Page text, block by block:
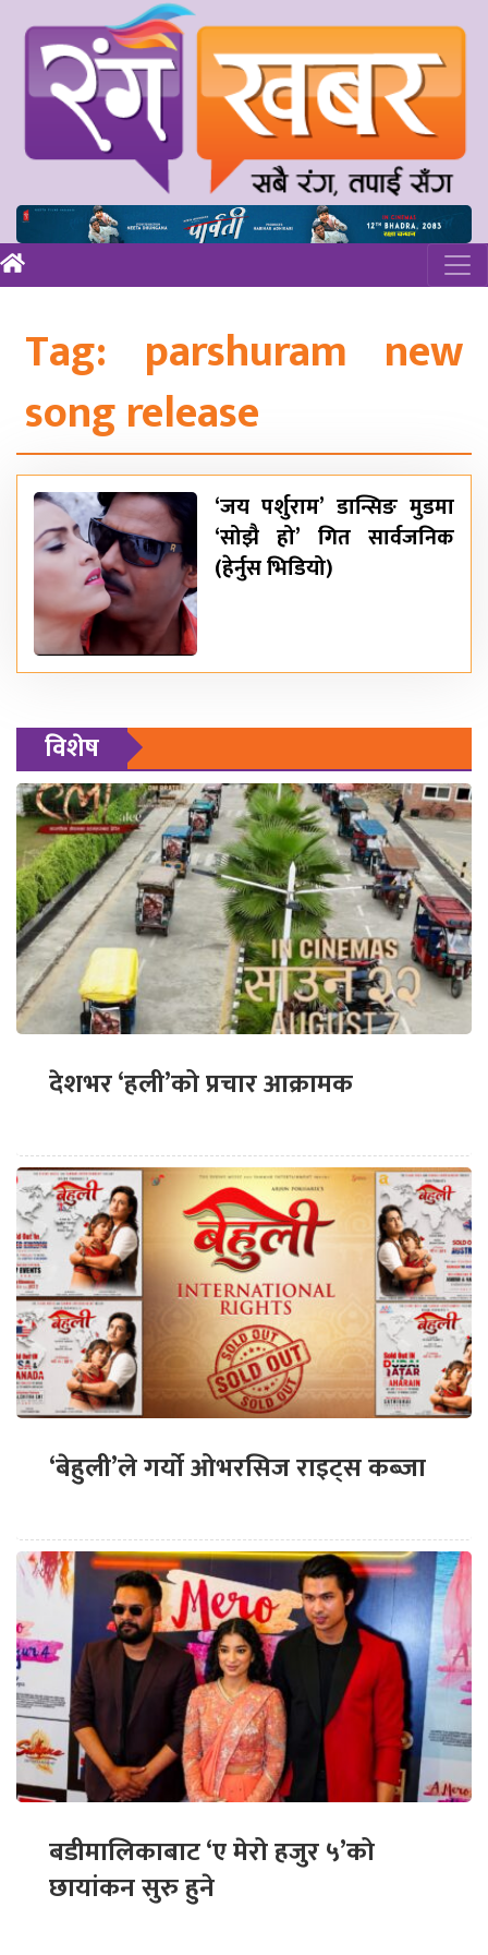
Tag: parshuram new
song release
‘जय पर्शुराम’ डान्सिङ मुडमा
‘सोझै हो’ गित सार्वजनिक
(हेर्नुस भिडियो)
विशेष
देशभर ‘हली’को प्रचार आक्रामक
‘बेहुली’ले गर्यो ओभरसिज राइट्स कब्जा
बडीमालिकाबाट ‘ए मेरो हजुर ५’को
छायांकन सुरु हुने